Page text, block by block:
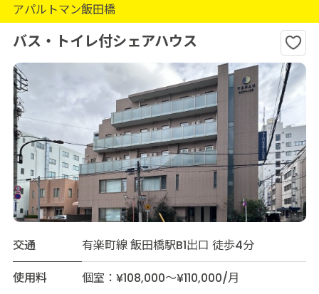
アパルトマン飯田橋
バス・トイレ付シェアハウス
交通
有楽町線 飯田橋駅B1出口 徒歩4分
使用料
個室：¥108,000～¥110,000/月